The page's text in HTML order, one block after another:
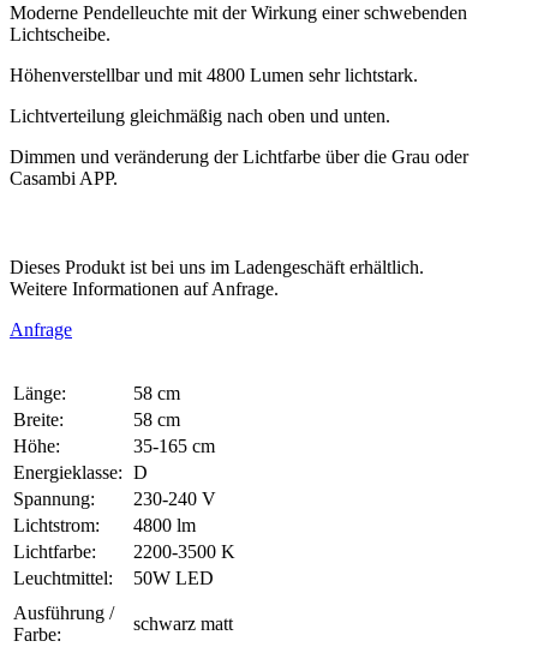
Moderne Pendelleuchte mit der Wirkung einer schwebenden
Lichtscheibe.
Höhenverstellbar und mit 4800 Lumen sehr lichtstark.
Lichtverteilung gleichmäßig nach oben und unten.
Dimmen und veränderung der Lichtfarbe über die Grau oder
Casambi APP.
Dieses Produkt ist bei uns im Ladengeschäft erhältlich.
Weitere Informationen auf Anfrage.
Anfrage
Länge:
58 cm
Breite:
58 cm
Höhe:
35-165 cm
Energieklasse: D
Spannung:
230-240 V
Lichtstrom:
4800 lm
Lichtfarbe:
2200-3500 K
Leuchtmittel:
50W LED
Ausführung /
Farbe:
schwarz matt